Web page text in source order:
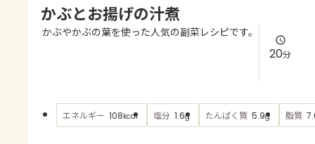
よくあるお問い合わせ
AJINOMOTO PARK とは
かぶとお揚げの汁煮
かぶやかぶの葉を使った人気の副菜レシピです。
20分
エネルギー 108kcal 塩分 1.6g たんぱく質 5.9g 脂質